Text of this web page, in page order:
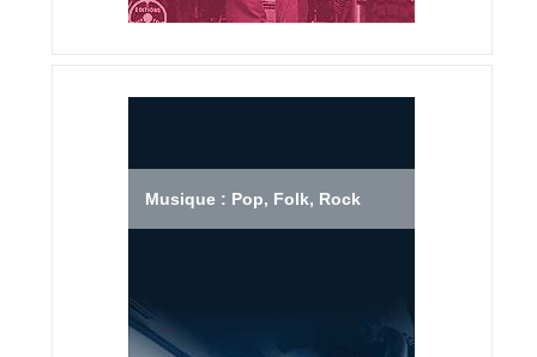
Musique : Pop, Folk, Rock